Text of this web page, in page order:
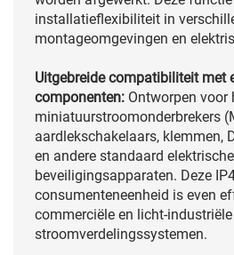
installatieflexibiliteit in
montageomgevingen en
Uitgebreide compatibiliteit met
componenten: Ontworpen voor
miniatuurstroomonderbrekers
aardlekschakelaars, klemmen,
en andere standaard elektrische
beveiligingsapparaten. Deze
consumenteneenheid is even
commerciële en licht-industriële
stroomverdelingssystemen.